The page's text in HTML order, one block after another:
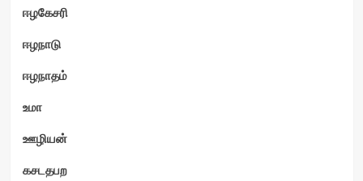
ஈழகேசரி
ஈழநாடு
ஈழநாதம்
உமா
ஊழியன்
கசடதபற